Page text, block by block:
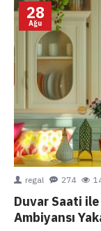
28
Ağu
regal 274
Duvar Saati ile
Ambiyansı